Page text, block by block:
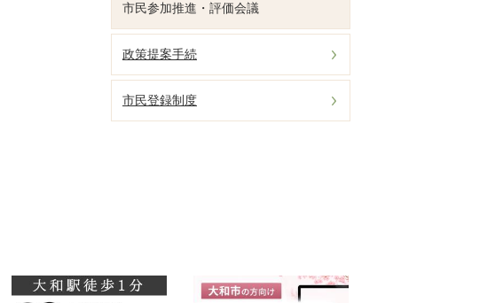
市民参加推進・評価会議
政策提案手続
市民登録制度